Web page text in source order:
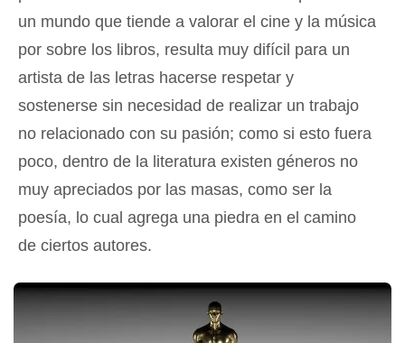
un mundo que tiende a valorar el cine y la música
por sobre los libros, resulta muy difícil para un
artista de las letras hacerse respetar y
sostenerse sin necesidad de realizar un trabajo
no relacionado con su pasión; como si esto fuera
poco, dentro de la literatura existen géneros no
muy apreciados por las masas, como ser la
poesía, lo cual agrega una piedra en el camino
de ciertos autores.